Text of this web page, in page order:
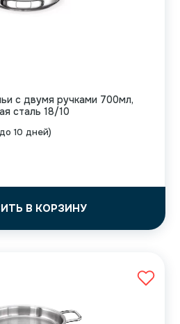
10 дней)
с двумя ручками 700мл,
сталь 18/10
В КОРЗИНУ